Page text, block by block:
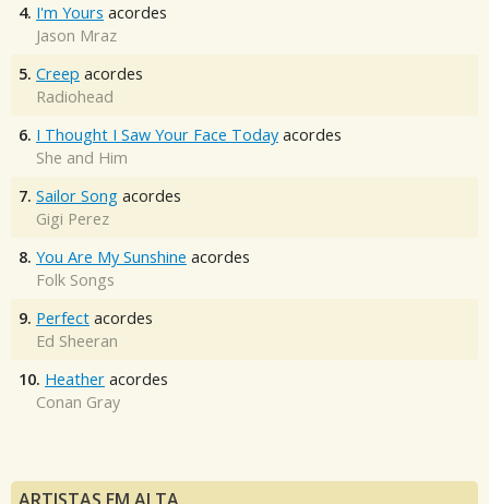
4. I'm Yours acordes
Jason Mraz
5. Creep acordes
Radiohead
6. I Thought I Saw Your Face Today acordes
She and Him
7. Sailor Song acordes
Gigi Perez
8. You Are My Sunshine acordes
Folk Songs
9. Perfect acordes
Ed Sheeran
10. Heather acordes
Conan Gray